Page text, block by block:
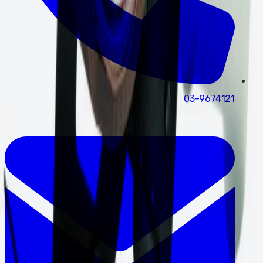
03-9674121